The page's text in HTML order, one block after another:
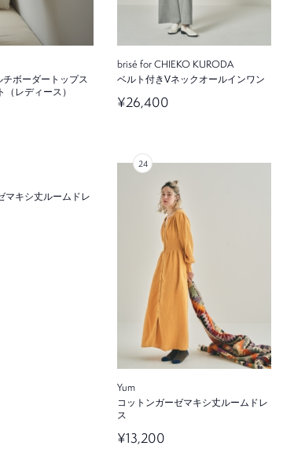
チボーダートップス
（レディース）
brisé for CHIEKO KURODA
ベルト付きVネックオールインワン
¥26,400
マキシ丈ルームドレ
Yum
コットンガーゼマキシ丈ルームドレ
ス
¥13,200